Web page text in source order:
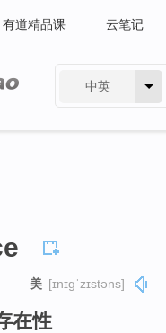
有道精品课 云笔记
中英
美 [ɪnɪɡˈzɪstəns]
在性